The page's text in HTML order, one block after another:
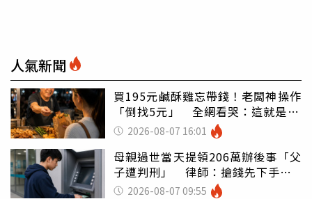
人氣新聞
買195元鹹酥雞忘帶錢！老闆神操作
「倒找5元」 全網看哭：這就是台
灣 2026-08-07 16:01
母親過世當天提領206萬辦後事「父
子遭判刑」 律師：搶錢先下手是
罪 2026-08-07 09:55